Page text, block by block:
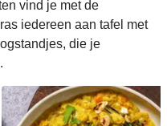
vind je met de
iedereen aan tafel met
die je